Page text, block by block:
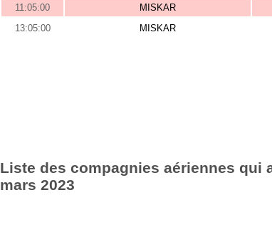
11:05:00
MISKAR
13:05:00
MISKAR
Liste des compagnies aériennes qui
mars 2023